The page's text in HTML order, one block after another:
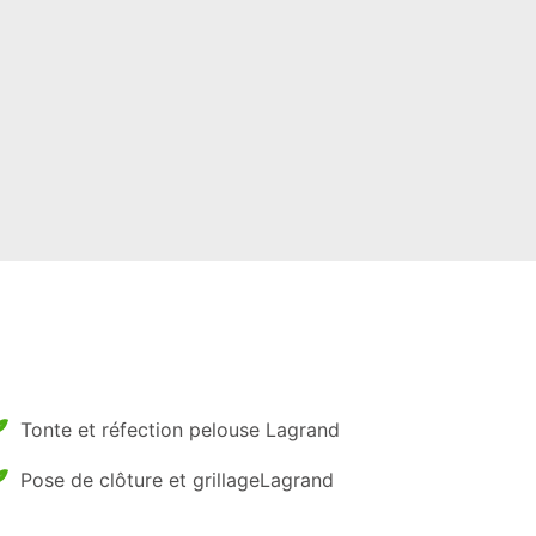
Tonte et réfection pelouse Lagrand
Pose de clôture et grillageLagrand